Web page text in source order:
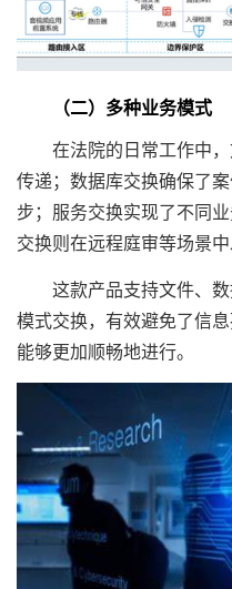
（二）多种业务模式
在法院的日常工作中，
传递；数据库交换确保了
步；服务交换实现了不同
交换则在远程庭审等场景中
这款产品支持文件、数
模式交换，有效避免了信
能够更加顺畅地进行。